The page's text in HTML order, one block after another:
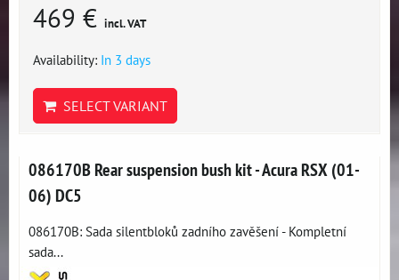
469 € incl. VAT
Availability: In 3 days
SELECT VARIANT
086170B Rear suspension bush kit - Acura RSX (01-
06) DC5
086170B: Sada silentbloků zadního zavěšení - Kompletní
sada...